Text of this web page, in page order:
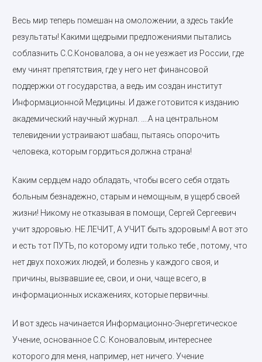
Весь мир теперь помешан на омоложении, а здесь такИе
результаты! Какими щедрыми предложениями пытались
соблазнить С.С.Коновалова, а он не уезжает из России, где
ему чинят препятствия, где у него нет финансовой
поддержки от государства, а ведь им создан институт
Информационной Медицины. И даже готовится к изданию
академический научный журнал. ….А на центральном
телевидении устраивают шабаш, пытаясь опорочить
человека, которым гордиться должна страна!
Каким сердцем надо обладать, чтобы всего себя отдать
больным безнадежно, старым и немощным, в ущерб своей
жизни! Никому не отказывая в помощи, Сергей Сергеевич
учит здоровью. НЕ ЛЕЧИТ, А УЧИТ быть здоровым! А вот это
и есть тот ПУТЬ, по которому идти только тебе , потому, что
нет двух похожих людей, и болезнь у каждого своя, и
причины, вызвавшие ее, свои, и они, чаще всего, в
информационных искажениях, которые первичны.
И вот здесь начинается Информационно-Энергетическое
Учение, основанное С.С. Коноваловым, интереснее
которого для меня, например, нет ничего. Учение